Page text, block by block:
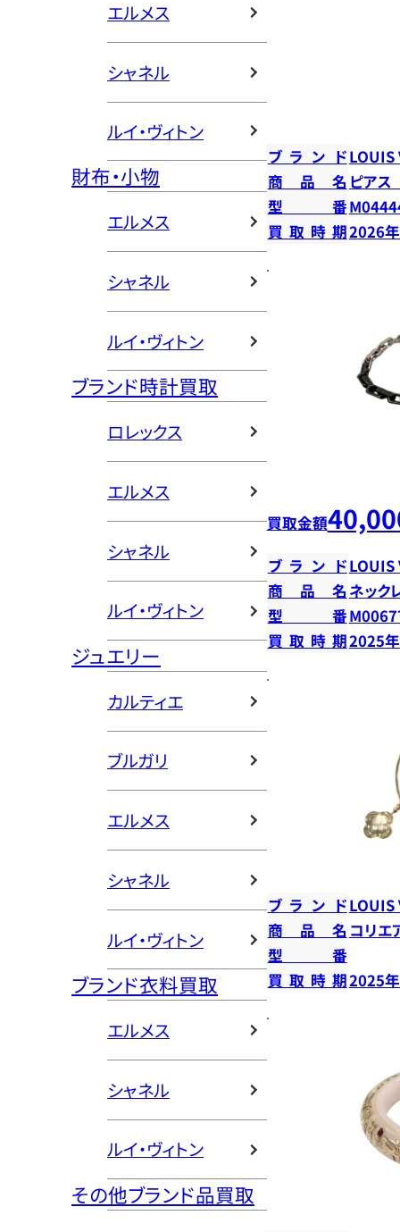
エルメス
シャネル
ルイ・ヴィトン
財布・小物
エルメス
シャネル
ルイ・ヴィトン
ブランド時計買取
ロレックス
エルメス
シャネル
ルイ・ヴィトン
ジュエリー
カルティエ
ブルガリ
エルメス
シャネル
ルイ・ヴィトン
ブランド衣料買取
エルメス
シャネル
ルイ・ヴィトン
その他ブランド品買取
ブランドLOUIS
商品名 ピアス
型番
買取時期2026
買取金額
ブランドLOUIS
商品名 ネック
型番
買取時期2025
ブランドLOUIS
商品名 コリエ
型番
買取時期2025